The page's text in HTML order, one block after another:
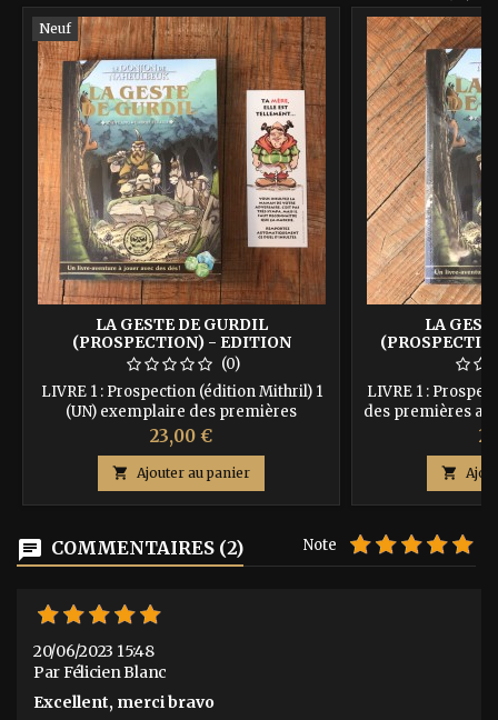
Neuf
LA GESTE DE GURDIL
(PROSPECTION) - EDITION
MITHRIL- POUR NAHEULBEUK
(0)
LIVRE 1 : Prospection (édition Mithril) 1
(UN) exemplaire des premières
aventures de Gurdil dont vous êtes le
héros, sur papier de qualité, cousu, avec
couverture au lettrage doré. Vous
recevrez en + selon disponibilités des
marques pages qui vous sauveront la vie,
spéciaux… ISBN : 9791092700114 ISBN :
9782917730065...
Prix
23,00 €
 Ajouter au panier
LA
LIVRE 1 :
des premières
vous êtes le
avec couverture
dés et
ISBN :
Lang,
section
JOINTS
feuille de

chat COMMENTAIRES (2) Note
20/06/2023 15:48
Par Félicien Blanc
Excellent, merci bravo